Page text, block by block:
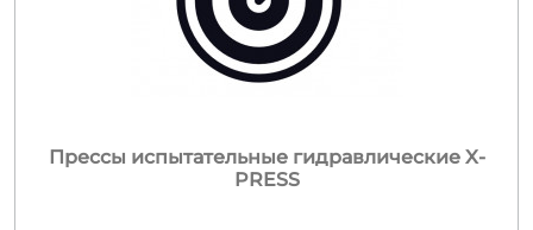
Прессы испытательные гидравлические X-
PRESS